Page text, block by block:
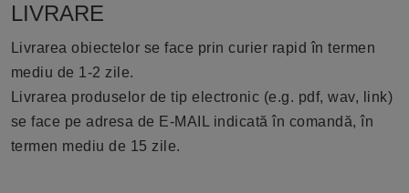
LIVRARE
Livrarea obiectelor se face prin curier rapid în termen
mediu de 1-2 zile.
Livrarea produselor de tip electronic (e.g. pdf, wav, link)
se face pe adresa de E-MAIL indicată în comandă, în
termen mediu de 15 zile.